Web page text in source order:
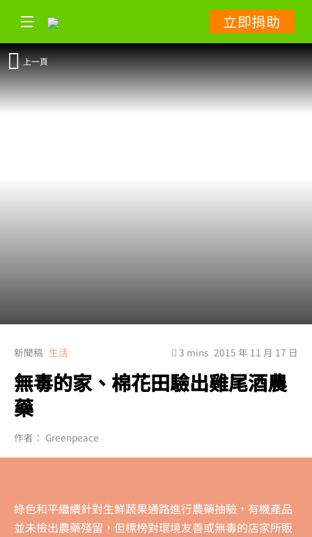
立即捐助
上一頁
新聞稿 生活 3 mins 2015 年 11 月 17 日
無毒的家、棉花田驗出雞尾酒農
藥
作者： Greenpeace
綠色和平繼續針對生鮮蔬果通路進行農藥抽驗，有機產品
並未檢出農藥殘留，但標榜對環境友善或無毒的店家所販